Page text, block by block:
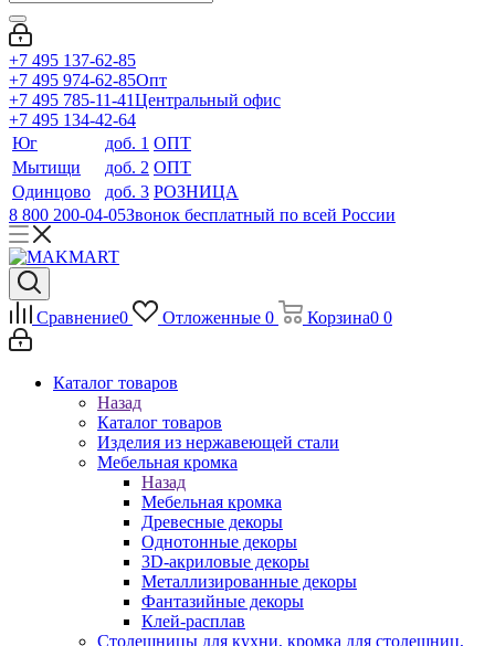
+7 495 137-62-85
+7 495 974-62-85Опт
+7 495 785-11-41Центральный офис
+7 495 134-42-64
Юг
доб. 1 ОПТ
Мытищи
доб. 2 ОПТ
Одинцово
доб. 3 РОЗНИЦА
8 800 200-04-05Звонок бесплатный по всей России
Сравнение0 Отложенные 0 Корзина0 0
Каталог товаров
Назад
Каталог товаров
Изделия из нержавеющей стали
Мебельная кромка
Назад
Мебельная кромка
Древесные декоры
Однотонные декоры
3D-акриловые декоры
Металлизированные декоры
Фантазийные декоры
Клей-расплав
Столешницы для кухни, кромка для столешниц,